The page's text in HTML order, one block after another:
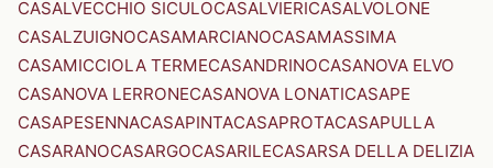
CASALVECCHIO SICULOCASALVIERICASALVOLONE
CASALZUIGNOCASAMARCIANOCASAMASSIMA
CASAMICCIOLA TERMECASANDRINOCASANOVA ELVO
CASANOVA LERRONECASANOVA LONATICASAPE
CASAPESENNACASAPINTACASAPROTACASAPULLA
CASARANOCASARGOCASARILECASARSA DELLA DELIZIA